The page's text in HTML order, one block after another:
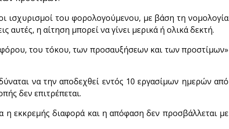
ισχυρισμοί του φορολογούμενου, με βάση τη νομολογία
αυτές, η αίτηση μπορεί να γίνει μερικά ή ολικά δεκτή.
του τόκου, των προσαυξήσεων και των προστίμων»
να την αποδεχθεί εντός 10 εργασίμων ημερών από
δεν επιτρέπεται.
εκκρεμής διαφορά και η απόφαση δεν προσβάλλεται με